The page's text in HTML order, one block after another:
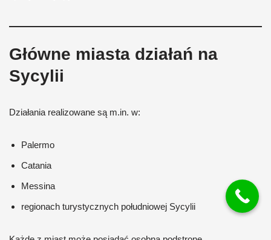
Główne miasta działań na
Sycylii
Działania realizowane są m.in. w:
Palermo
Catania
Messina
regionach turystycznych południowej Sycylii